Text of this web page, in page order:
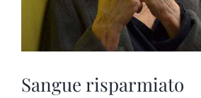
Sangue risparmiato